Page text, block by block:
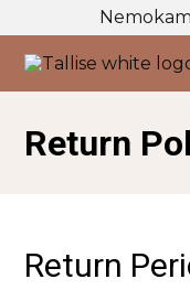
Visos
Kūno priežiūra
Return
Return